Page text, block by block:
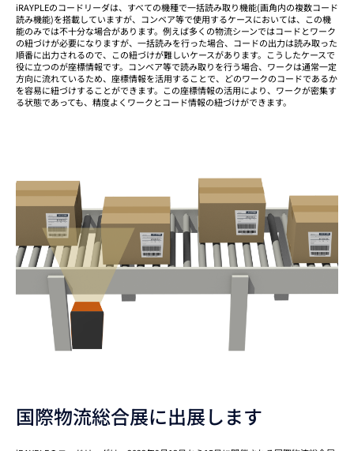
iRAYPLEのコードリーダは、すべての機種で一括読み取り機能(画角内の複数コード
読み機能)を搭載していますが、コンベア等で使用するケースにおいては、この機
能のみでは不十分な場合があります。例えば多くの物流シーンではコードとワーク
の紐づけが必要になりますが、一括読みを行った場合、コードの出力は読み取った
順番に出力されるので、この紐づけが難しいケースがあります。こうしたケースで
役に立つのが座標情報です。コンベア等で読み取りを行う場合、ワークは通常一定
方向に流れているため、座標情報を活用することで、どのワークのコードであるか
を容易に紐づけすることができます。この座標情報の活用により、ワークが密集す
る状態であっても、精度よくワークとコード情報の紐づけができます。
国際物流総合展に出展します